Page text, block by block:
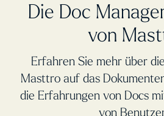
Die Doc
von
Erfahren Sie mehr über
Masttro auf das
die Erfahrungen von Docs
von